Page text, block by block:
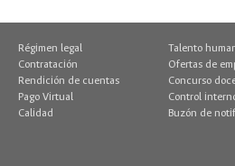
Régimen legal
Contratación
Rendición de cuentas
Pago Virtual
Calidad
Talento
Ofertas de
Concurso
Control
Buzón de